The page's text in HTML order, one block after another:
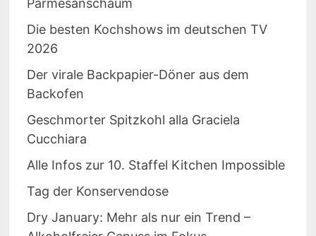
Parmesanschaum
Die besten Kochshows im deutschen TV
2026
Der virale Backpapier-Döner aus dem
Backofen
Geschmorter Spitzkohl alla Graciela
Cucchiara
Alle Infos zur 10. Staffel Kitchen Impossible
Tag der Konservendose
Dry January: Mehr als nur ein Trend –